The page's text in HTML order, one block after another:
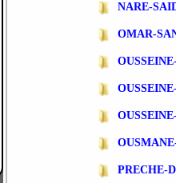
NARE-
OMAR-
PRECHE-